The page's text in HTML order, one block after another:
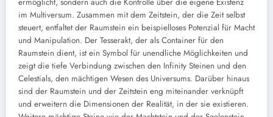
ermöglicht, sondern auch die Kontrolle über die eigene Existenz
im Multiversum. Zusammen mit dem Zeitstein, der die Zeit selbst
steuert, entfaltet der Raumstein ein beispielloses Potenzial für Macht
und Manipulation. Der Tesserakt, der als Container für den
Raumstein dient, ist ein Symbol für unendliche Möglichkeiten und
zeigt die tiefe Verbindung zwischen den Infinity Steinen und den
Celestials, den mächtigen Wesen des Universums. Darüber hinaus
sind der Raumstein und der Zeitstein eng miteinander verknüpft
und erweitern die Dimensionen der Realität, in der sie existieren.